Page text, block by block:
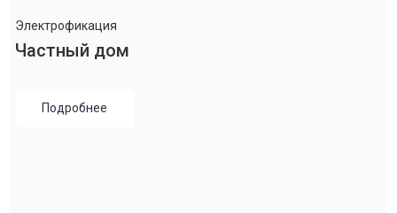
Электрофикация
Частный дом
Подробнее